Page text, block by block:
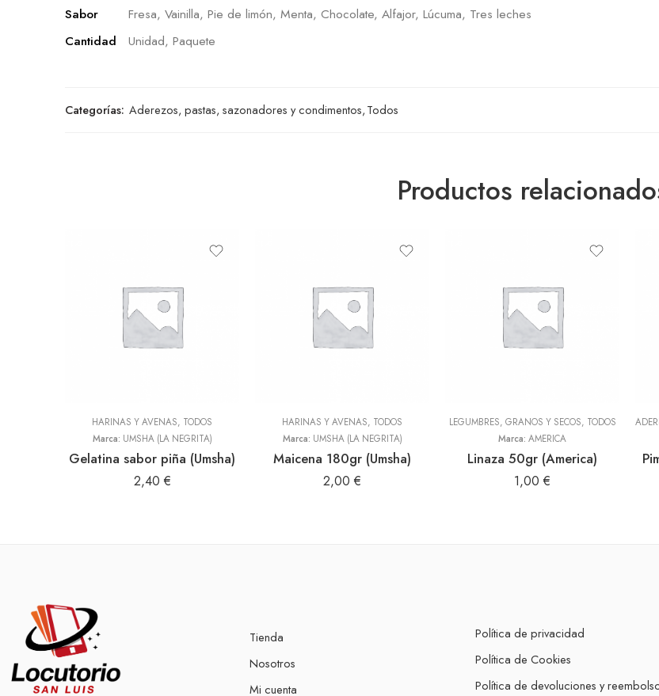
Sabor
Fresa, Vainilla, Pie de limón, Menta, Chocolate, Alfajor, Lúcuma, Tres leches
Cantidad
Unidad, Paquete
Categorías: Aderezos, pastas, sazonadores y condimentos,Todos
Productos
HARINAS Y AVENAS, TODOS
Marca: UMSHA (LA NEGRITA)
Gelatina sabor piña (Umsha)
2,40 €
HARINAS Y AVENAS, TODOS
Marca: UMSHA (LA NEGRITA)
Maicena 180gr (Umsha)
2,00 €
LEGUMBRES, GRANOS Y SECOS, TODOS
Marca: AMERICA
Linaza 50gr (America)
1,00 €
Tienda
Nosotros
Mi cuenta
Política de privacidad
Política de Cookies
Política de devoluciones y